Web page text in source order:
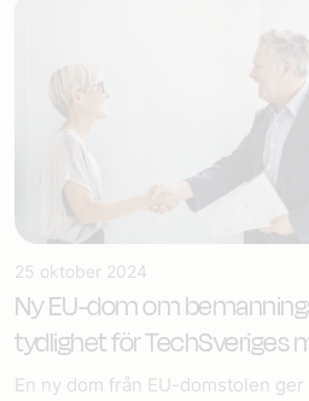
25 oktober 2024
Ny EU-dom om
tydlighet för TechSveriges
En ny dom från EU-domstolen